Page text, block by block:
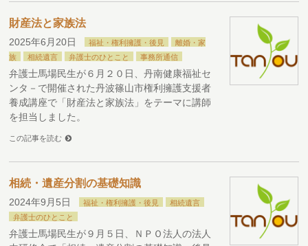
財産法と家族法
2025年6月20日 福祉・権利擁護・後見
離婚・家
族
相続遺言 弁護士のひとこと 事務所通信
弁護士馬場民生が６月２０日、丹南健康福祉セ
ンタ－で開催された丹波篠山市権利擁護支援者
養成講座で「財産法と家族法」をテーマに講師
を担当しました。
この記事を読む
相続・遺産分割の基礎知識
2024年9月5日 福祉・権利擁護・後見
相続遺言
弁護士のひとこと
弁護士馬場民生が９月５日、ＮＰＯ法人の法人